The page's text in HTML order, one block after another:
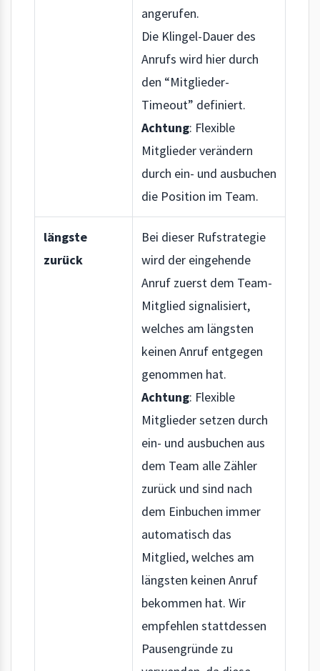
angerufen.
Die Klingel-Dauer des
Anrufs wird hier durch
den “Mitglieder-
Timeout” definiert.
Achtung: Flexible
Mitglieder verändern
durch ein- und ausbuchen
die Position im Team.
längste
zurück
Bei dieser Rufstrategie
wird der eingehende
Anruf zuerst dem Team-
Mitglied signalisiert,
welches am längsten
keinen Anruf entgegen
genommen hat.
Achtung: Flexible
Mitglieder setzen durch
ein- und ausbuchen aus
dem Team alle Zähler
zurück und sind nach
dem Einbuchen immer
automatisch das
Mitglied, welches am
längsten keinen Anruf
bekommen hat. Wir
empfehlen stattdessen
Pausengründe zu